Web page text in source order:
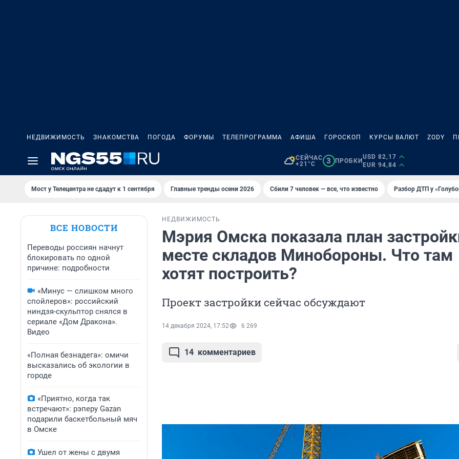
НЕДВИЖИМОСТЬ ЗНАКОМСТВА ПОГОДА ФОРУМЫ ТЕЛЕПРОГРАММА АФИША ГОРОСКОП КУРСЫ ВАЛЮТ ZODY
СЕЙЧАС
+21°C
3 ПРОБКИ
USD 82,17
EUR 94,84
Мост у Телецентра не сдадут к 1 сентября Главные тренды осени 2026 Сбили 7 человек — все, что известно Разбор ДТП у
ВСЕ НОВОСТИ
Переводы россиян начнут
блокировать по одной
причине: подробности
«Минус — слишком много
спойлеров»: российский
ниндзя-скульптор снялся в
сериале «Дом Дракона».
Видео
«Полная безнадега»: омичи
высказались об экологии в
городе
«Приятно, когда так
встречают»: рэперу Gazan
подарили баскетбольный мяч
в Омске
Ушел от жены с двумя
НЕДВИЖИМОСТЬ
Мэрия Омска показала план
месте складов Минобороны. Что там
хотят построить?
Проект застройки сейчас обсуждают
14 декабря 2024, 17:52 6 269
14 комментариев